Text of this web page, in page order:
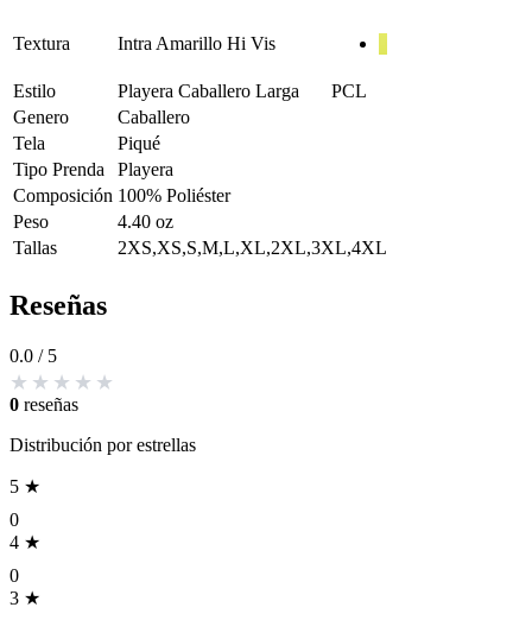
Textura Intra Amarillo Hi Vis
Estilo Playera Caballero Larga
PCL
Genero
Caballero
Tela
Piqué
Tipo Prenda
Playera
Composición 100% Poliéster
Peso
4.40 oz
Tallas
2XS,XS,S,M,L,XL,2XL,3XL,4XL
Reseñas
0.0 / 5
0 reseñas
Distribución por estrellas
5 ★
0
4 ★
0
3 ★